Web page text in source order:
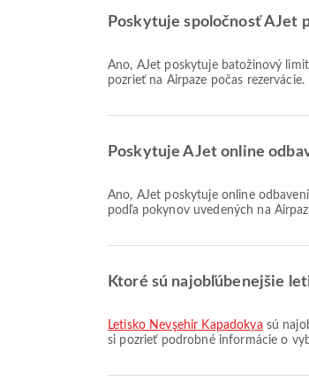
Poskytuje spoločnosť AJet
Áno, AJet poskytuje batožinový limit pre lety Domáce & Medzinárodné z Cappadocia. Podrobnosti sa líšia podľa typu letenky a destinácie. Informácie o batožine si môžete
pozrieť na Airpaze počas rezervácie.
Poskytuje AJet online
Áno, AJet poskytuje online odbavenie na lety z mesta Cappadocia, čo vám umožňuje pohodlne sa odbaviť na váš let prostredníctvom našej platformy. Jednoducho postupujte
podľa pokynov uvedených na
Ktoré sú najobľúbenejšie
Letisko Nevşehir Kapadokya sú
si pozrieť podrobné informácie o